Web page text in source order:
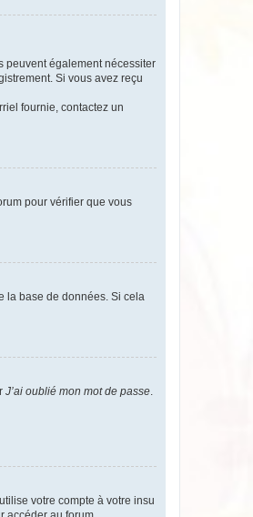
peuvent également nécessiter
Si vous avez reçu
fournie, contactez un
pour vérifier que vous
la base de données. Si cela
J’ai oublié mon mot de passe
votre compte à votre insu